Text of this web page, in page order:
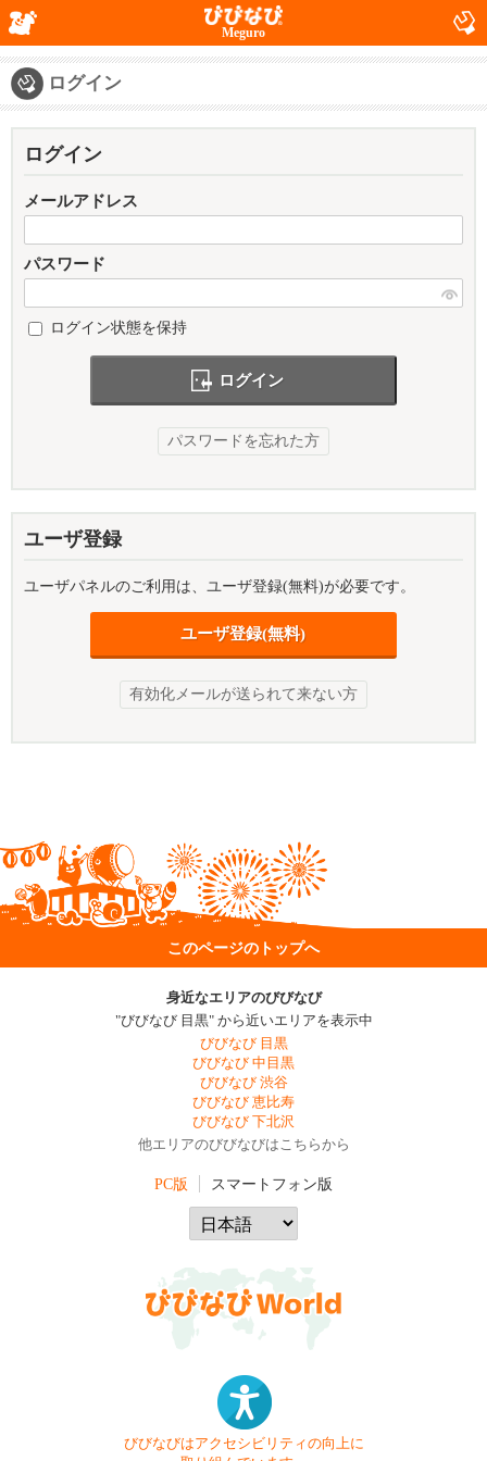
Meguro
ログイン
ログイン
メールアドレス
パスワード
ログイン状態を保持
ログイン
パスワードを忘れた方
ユーザ登録
ユーザパネルのご利用は、ユーザ登録(無料)が必要です。
ユーザ登録(無料)
有効化メールが送られて来ない方
このページのトップへ
身近なエリアのびびなび
"びびなび 目黒" から近いエリアを表示中
びびなび 目黒
びびなび 中目黒
びびなび 渋谷
びびなび 恵比寿
びびなび 下北沢
他エリアのびびなびはこちらから
PC版 スマートフォン版
びびなびはアクセシビリティの向上に